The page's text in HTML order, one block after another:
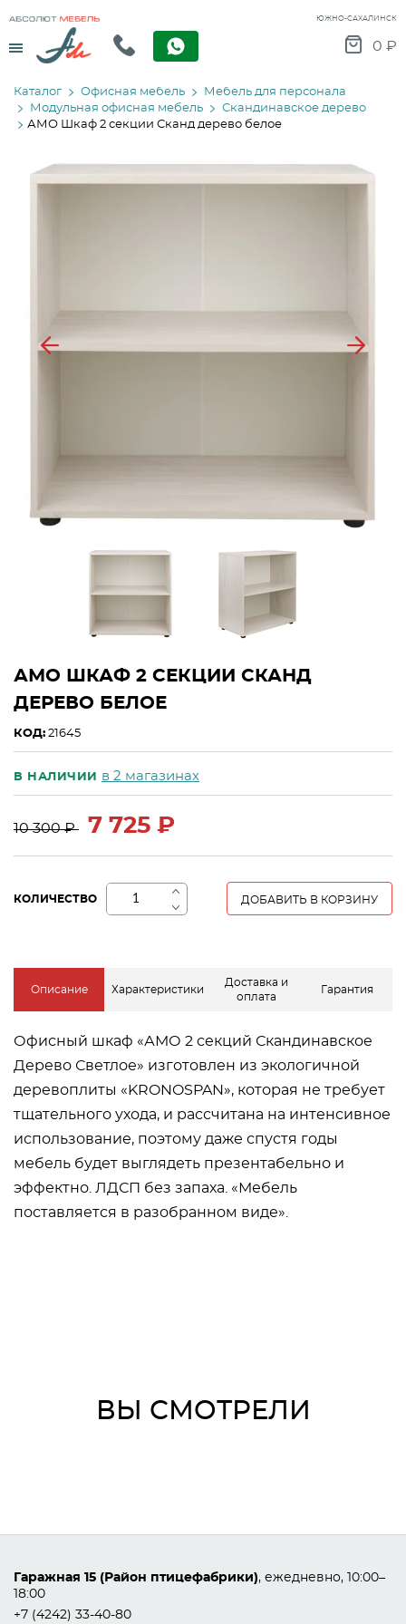
Menu
ЮЖНО-САХАЛИНСК
0 ₽
Каталог Офисная мебель
Мебель для персонала
Модульная офисная мебель
Скандинавское дерево
АМО Шкаф 2 секции Сканд дерево белое
АМО ШКАФ 2 СЕКЦИИ СКАНД
ДЕРЕВО БЕЛОЕ
КОД: 21645
В НАЛИЧИИ в 2 магазинах
10 300 ₽ 7 725 ₽
КОЛИЧЕСТВО ДОБАВИТЬ В КОРЗИНУ
Описание Характеристики
Доставка и
оплата
Гарантия
Офисный шкаф «АМО 2 секций Скандинавское
Дерево Светлое» изготовлен из экологичной
деревоплиты «KRONOSPAN», которая не требует
тщательного ухода, и рассчитана на интенсивное
использование, поэтому даже спустя годы
мебель будет выглядеть презентабельно и
эффектно. ЛДСП без запаха. «Мебель
поставляется в разобранном виде».
ВЫ СМОТРЕЛИ
Гаражная 15 (Район птицефабрики), ежедневно, 10:00–
18:00
+7 (4242) 33-40-80